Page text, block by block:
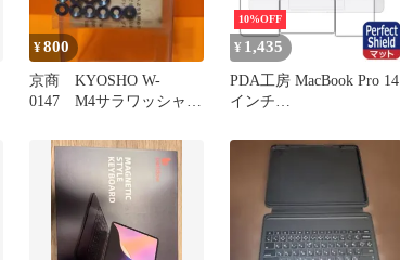
¥800
京商 KYOSHO W-
0147 M4サラワッシャー
10%OFF
¥ 1,435
PDA工房 MacBook Pro 14
インチ
～2021年) 対応
PerfectShield 保護 フィル
ム [トラックパッド用/パ
ームレスト用] 反射低減
防指紋 日本製